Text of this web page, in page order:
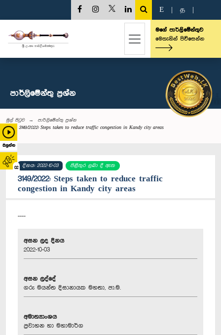
බලන්න
02
E த
මගේ පාර්ලිමේන්තුව
මෙතැනින් පිවිසෙන්න
පාර්ලි‌මේන්තු‌ ප්‍රශ්න
මුල් පිටුව
පාර්ලි‌මේන්තු‌ ප්‍රශ්න
3149/2022: Steps taken to reduce traffic congestion in Kandy city areas
දිනය: 2022-10-03 පිළිතුර ලබා දී ඇත
3149/2022: Steps taken to reduce traffic
congestion in Kandy city areas
----
අසන ලද දිනය
2022-10-03
අසන ලද්දේ
ගරු මයන්ත දිසානායක මහතා, පා.ම.
අමාත්‍යාංශය
ප්‍රවාහන හා මහාමාර්ග